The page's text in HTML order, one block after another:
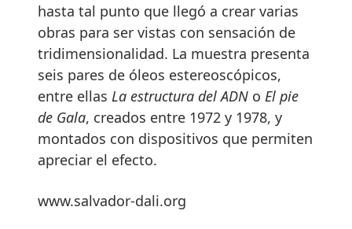
hasta tal punto que llegó a crear varias
obras para ser vistas con sensación de
tridimensionalidad. La muestra presenta
seis pares de óleos estereoscópicos,
entre ellas La estructura del ADN o El pie
de Gala, creados entre 1972 y 1978, y
montados con dispositivos que permiten
apreciar el efecto.
www.salvador-dali.org